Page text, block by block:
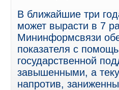
В ближайшие три
может вырасти в 7
Мининформсвязи
показателя с
государственной
завышенными, а
напротив,